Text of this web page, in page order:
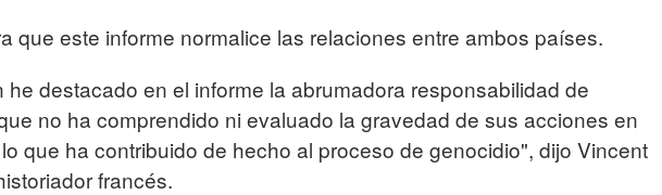
que este informe normalice las relaciones entre ambos países.
he destacado en el informe la abrumadora responsabilidad de
no ha comprendido ni evaluado la gravedad de sus acciones en
que ha contribuido de hecho al proceso de genocidio", dijo Vincent
francés.